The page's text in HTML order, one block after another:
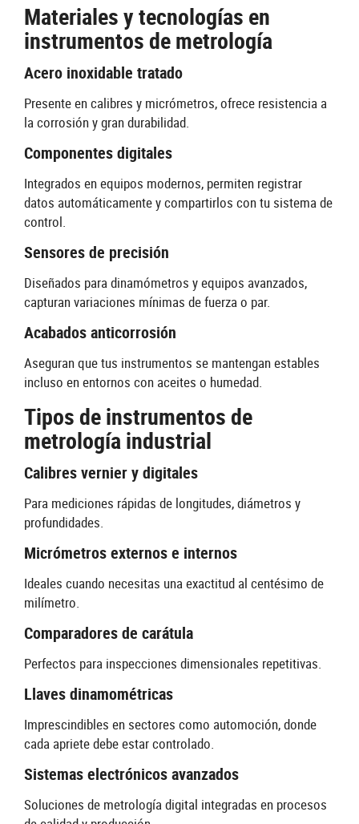
Materiales y tecnologías en
instrumentos de metrología
Acero inoxidable tratado
Presente en calibres y micrómetros, ofrece resistencia a
la corrosión y gran durabilidad.
Componentes digitales
Integrados en equipos modernos, permiten registrar
datos automáticamente y compartirlos con tu sistema de
control.
Sensores de precisión
Diseñados para dinamómetros y equipos avanzados,
capturan variaciones mínimas de fuerza o par.
Acabados anticorrosión
Aseguran que tus instrumentos se mantengan estables
incluso en entornos con aceites o humedad.
Tipos de instrumentos de
metrología industrial
Calibres vernier y digitales
Para mediciones rápidas de longitudes, diámetros y
profundidades.
Micrómetros externos e internos
Ideales cuando necesitas una exactitud al centésimo de
milímetro.
Comparadores de carátula
Perfectos para inspecciones dimensionales repetitivas.
Llaves dinamométricas
Imprescindibles en sectores como automoción, donde
cada apriete debe estar controlado.
Sistemas electrónicos avanzados
Soluciones de metrología digital integradas en procesos